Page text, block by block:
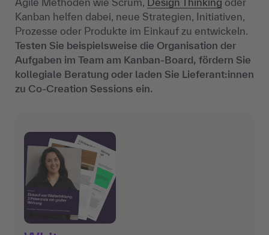
Kanban helfen dabei, neue Strategien, Initiativen,
Prozesse oder Produkte im Einkauf zu entwickeln.
Testen Sie beispielsweise die Organisation der
Aufgaben im Team am Kanban-Board, fördern Sie
kollegiale Beratung oder laden Sie Lieferant:innen
zu Co-Creation Sessions ein.